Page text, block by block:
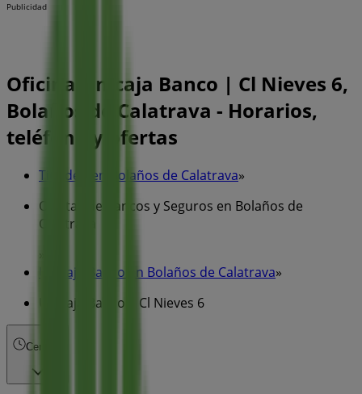
Publicidad
Oficina Unicaja Banco | Cl Nieves 6,
Bolaños de Calatrava - Horarios,
teléfono y ofertas
Tiendeo en Bolaños de Calatrava»
Ofertas de Bancos y Seguros en Bolaños de
Calatrava
Unicaja Banco en Bolaños de Calatrava»
Unicaja Banco | Cl Nieves 6
Cerrado